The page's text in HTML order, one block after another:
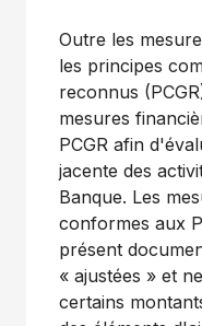
Outre les
les principes
reconnus
mesures
PCGR afin
jacente des
Banque. Les
conformes aux
présent
« ajustées » et
certains